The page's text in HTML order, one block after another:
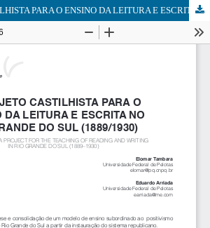
O PROJETO CASTILHISTA PARA O ENSINO DA LEITURA E ESCRITA NO RIO GRANDE DO SUL (1889/1930)